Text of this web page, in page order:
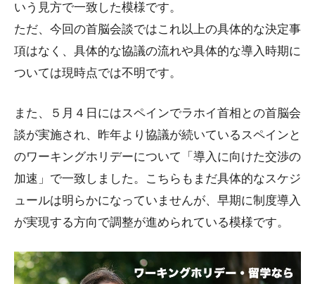
いう見方で一致した模様です。
ただ、今回の首脳会談ではこれ以上の具体的な決定事
項はなく、具体的な協議の流れや具体的な導入時期に
ついては現時点では不明です。
また、５月４日にはスペインでラホイ首相との首脳会
談が実施され、昨年より協議が続いているスペインと
のワーキングホリデーについて「導入に向けた交渉の
加速」で一致しました。こちらもまだ具体的なスケジ
ュールは明らかになっていませんが、早期に制度導入
が実現する方向で調整が進められている模様です。